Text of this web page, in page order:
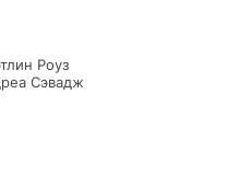
Роуз
Сэвадж